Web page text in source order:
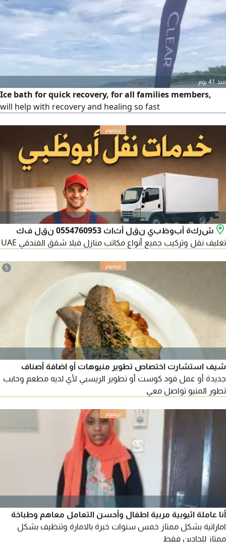
منذ 41 يوم
Ice bath for quick recovery, for all families members,
will help with recovery and healing so fast
شركة أبوظبي نقل أثاث 0554760953 نقل فك
تغليف نقل وتركيب جميع أنواع مكاتب منازل فيلا شقق الفندقي UAE
5
شيف استشارت اختصاص تطوير منيوهات أو اضافة أصناف
جديدة أو عمل فود كوست أو تطوير الريسبي لأي لديه مطعم وحابب
تطور المنيو تواصل معي
أنا عاملة اثيوبية مربية اطفال وأحسن التعامل معاهم وطباخة
اماراتية بشكل ممتاز خمس سنوات خبرة بالامارة وتنظيف بشكل
ممتاز للجادين فقط